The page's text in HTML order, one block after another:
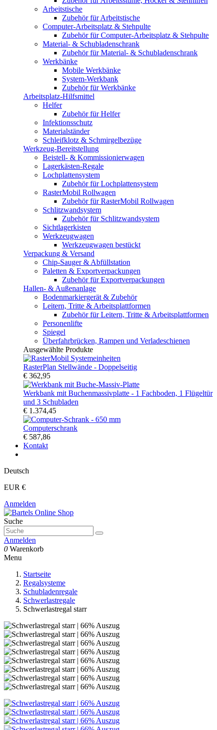
Arbeitstische
Zubehör für Arbeitstische
Computer-Arbeitsplatz & Stehpulte
Zubehör für Computer-Arbeitsplatz & Stehpulte
Material- & Schubladenschrank
Zubehör für Material- & Schubladenschrank
Werkbänke
Mobile Werkbänke
System-Werkbank
Zubehör für Werkbänke
Arbeitsplatz-Hilfsmittel
Helfer
Zubehör für Helfer
Infektionsschutz
Materialständer
Schleifklotz & Schmirgelbezüge
Werkzeug-Bereitstellung
Beistell- & Kommissionierwagen
Lagerkästen-Regale
Lochplattensystem
Zubehör für Lochplattensystem
RasterMobil Rollwagen
Zubehör für RasterMobil Rollwagen
Schlitzwandsystem
Zubehör für Schlitzwandsystem
Sichtlagerkisten
Werkzeugwagen
Werkzeugwagen bestückt
Verpackung & Versand
Chip-Sauger & Abfüllstation
Paletten & Exportverpackungen
Zubehör für Exportverpackungen
Hallen- & Außenanlage
Bodenmarkiergerät & Zubehör
Leitern, Tritte & Arbeitsplattformen
Zubehör für Leitern, Tritte & Arbeitsplattformen
Personenlifte
Spiegel
Überfahrbrücken, Rampen und Verladeschienen
Ausgewählte Produkte
RasterPlan Stellwände - Doppelseitig
€ 362,95
Werkbank mit Buchenmassivplatte - 1 Fachboden, 1 Flügeltür
und 3 Schubladen
€ 1.374,45
Computerschrank
€ 587,86
Kontakt
Deutsch
EUR €
Anmelden
Suche
Anmelden
0 Warenkorb
Menu
Startseite
Regalsysteme
Schubladenregale
Schwerlastregale
Schwerlastregal starr